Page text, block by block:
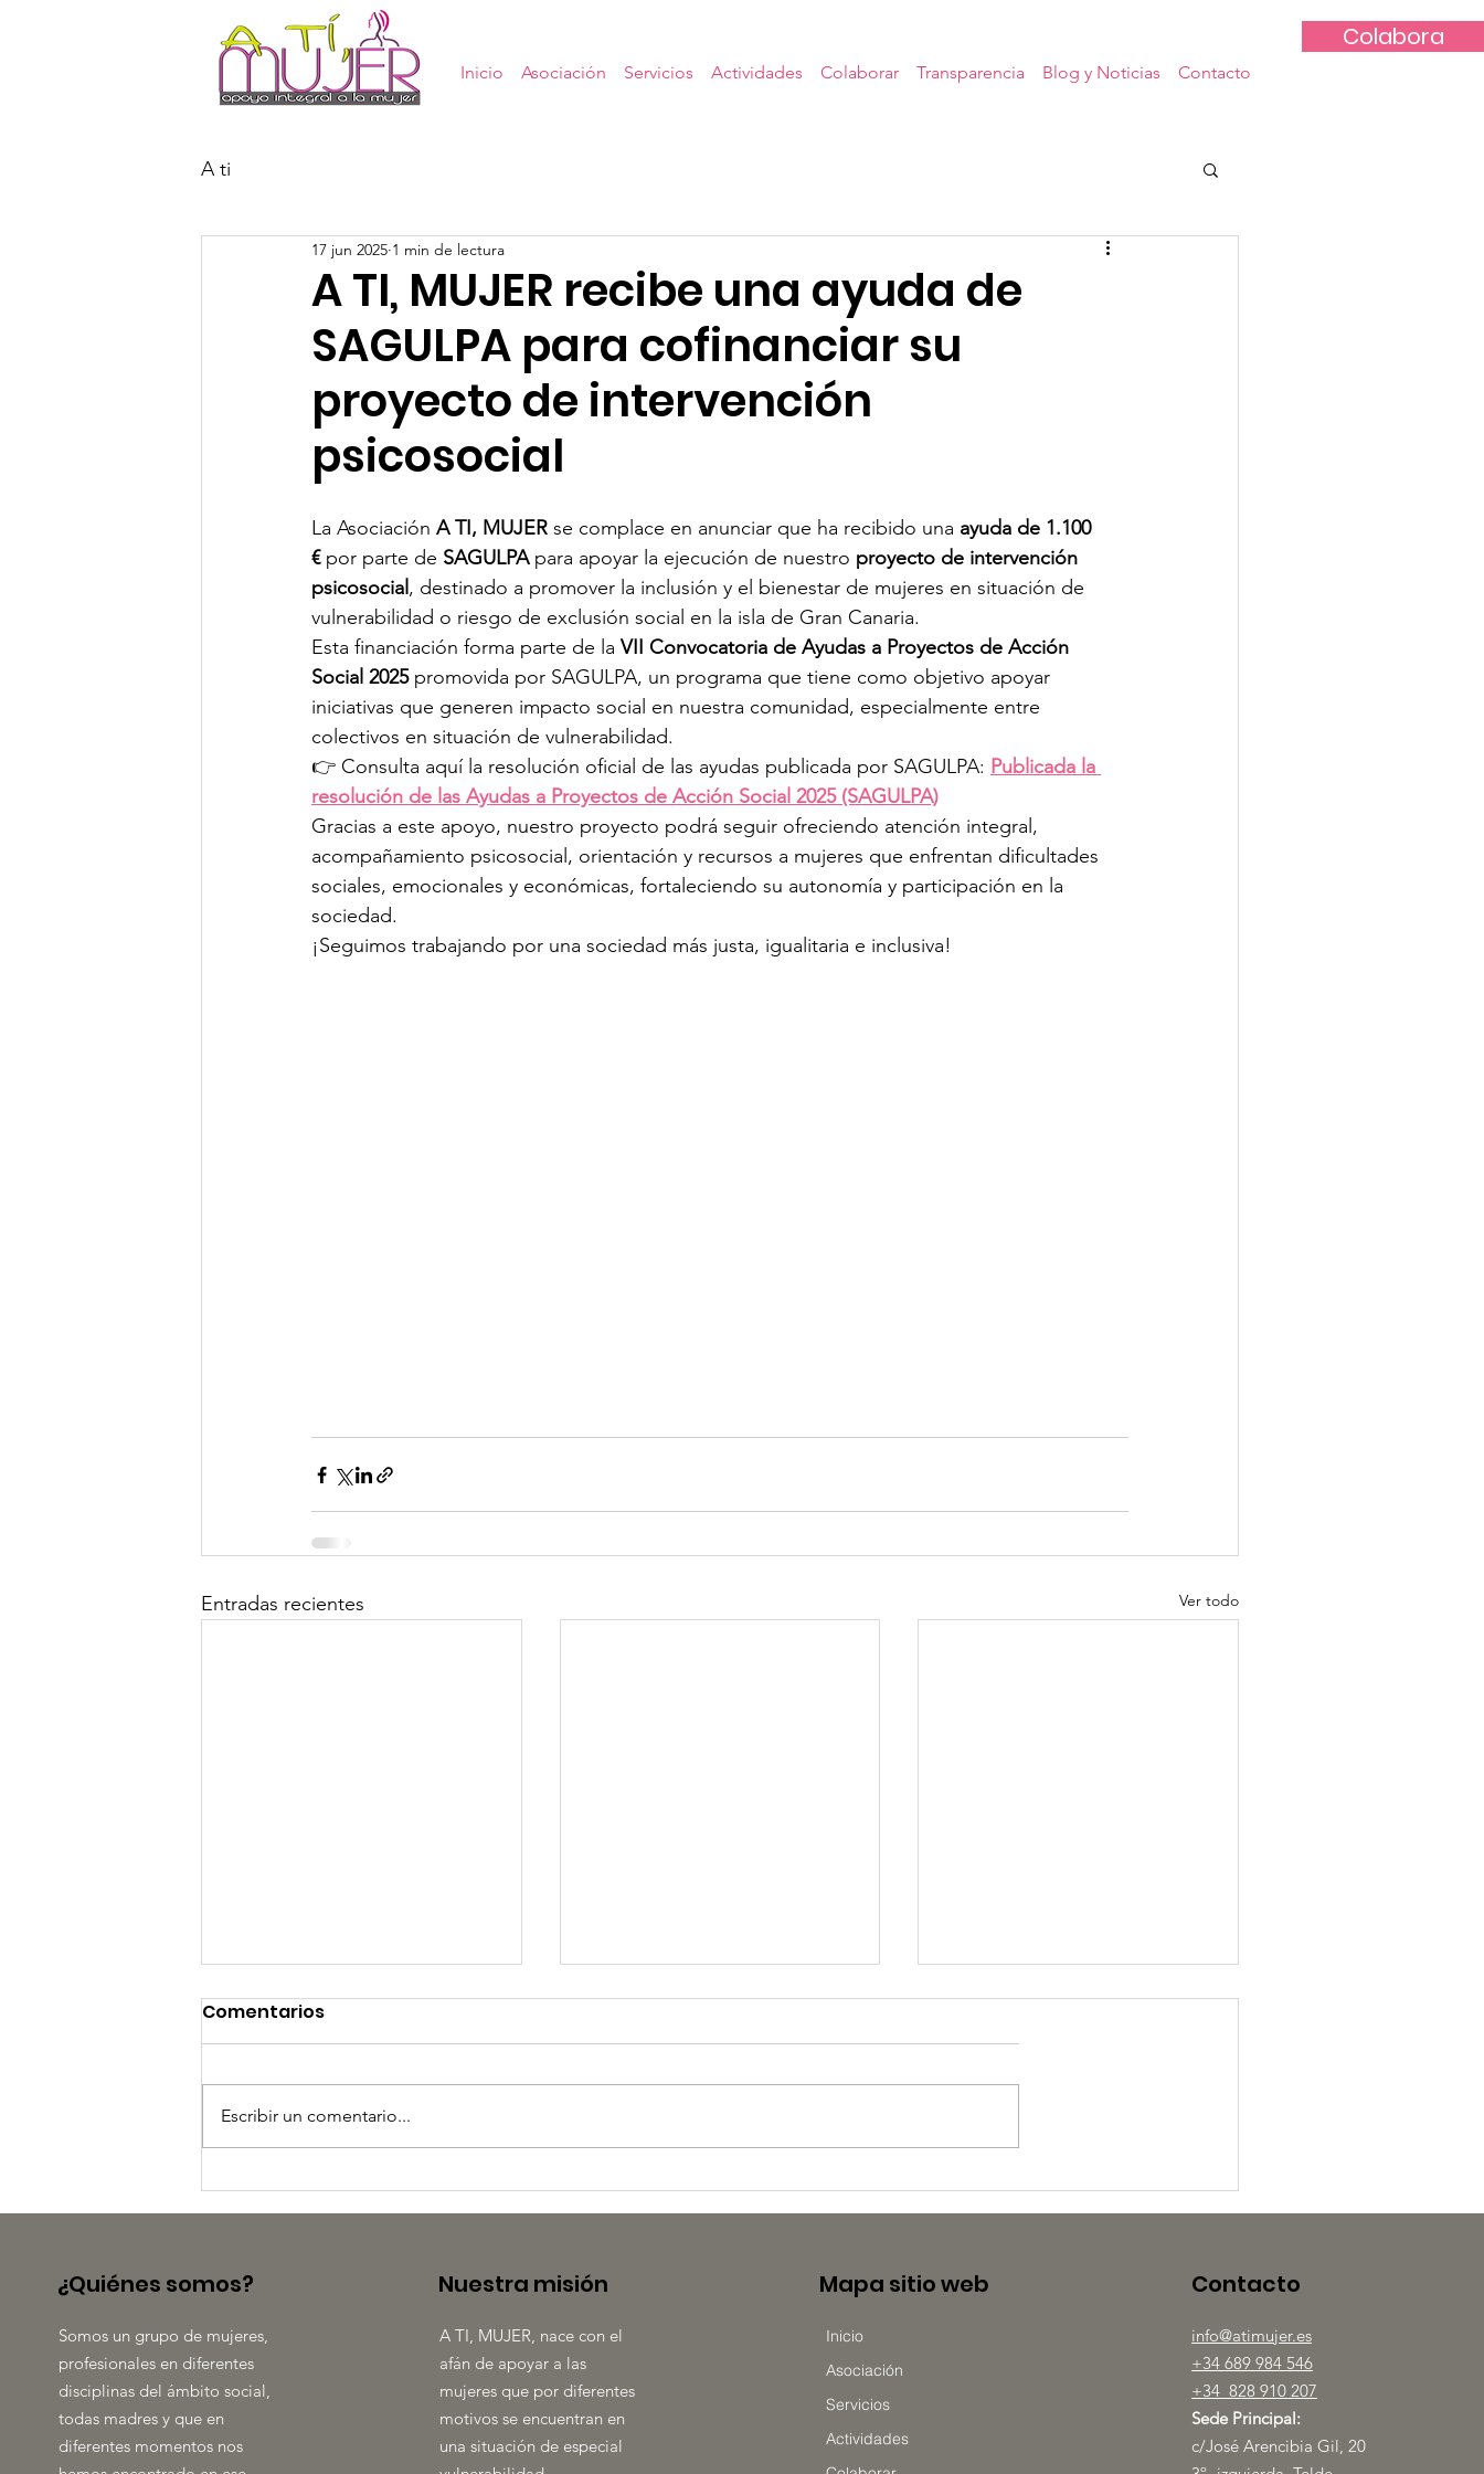
Colabora
Inicio Asociación Servicios Actividades Colaborar Transparencia Blog y Noticias Contacto
A ti
A TI, MUJER recibe una ayuda de
SAGULPA para cofinanciar su
proyecto de intervención
psicosocial
17 jun 2025 1 min de lectura
La Asociación A TI, MUJER se complace en anunciar que ha recibido una ayuda de 1.100
€ por parte de SAGULPA para apoyar la ejecución de nuestro proyecto de intervención
psicosocial , destinado a promover la inclusión y el bienestar de mujeres en situación de
vulnerabilidad o riesgo de exclusión social en la isla de Gran Canaria.
Esta financiación forma parte de la VII Convocatoria de Ayudas a Proyectos de Acción
Social 2025 promovida por SAGULPA, un programa que tiene como objetivo apoyar
iniciativas que generen impacto social en nuestra comunidad, especialmente entre
colectivos en situación de vulnerabilidad.
👉 Consulta aquí la resolución oficial de las ayudas publicada por SAGULPA: Publicada la
resolución de las Ayudas a Proyectos de Acción Social 2025 (SAGULPA)
Gracias a este apoyo, nuestro proyecto podrá seguir ofreciendo atención integral,
acompañamiento psicosocial, orientación y recursos a mujeres que enfrentan dificultades
sociales, emocionales y económicas, fortaleciendo su autonomía y participación en la
sociedad.
¡Seguimos trabajando por una sociedad más justa, igualitaria e inclusiva!
Entradas recientes Ver todo
🌸 QUIÉRETE 2026 🌸
8 de Marzo: más allá del
cartel morado
Comentarios
Escribir un comentario...
¿Quiénes somos?
Somos un grupo de mujeres,
profesionales en diferentes
disciplinas del ámbito social,
todas madres y que en
diferentes momentos nos
Nuestra misión
A TI, MUJER, nace con el
afán de apoyar a las
mujeres que por diferentes
motivos se encuentran en
una situación de especial
Mapa sitio web
Inicio
Asociación
Servicios
Actividades
Contacto
info@atimujer.es
+34 689 984 546
+34 828 910 207
Sede Principal:
c/José Arencibia Gil, 20